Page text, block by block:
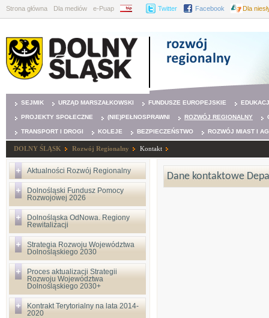
Strona główna Dla mediów e-Puap BIP Twitter Facebook Dla
SEJMIK URZĄD MARSZAŁKOWSKI FUNDUSZE EUROPEJSKIE
PROJEKTY SPOŁECZNE (NIE)PEŁNOSPRAWNI ROZWÓJ REGIONALNY
TRANSPORT I DROGI KOLEJE BEZPIECZEŃSTWO ROZWÓJ MIAST I
DOLNY ŚLĄSK Rozwój Regionalny Kontakt
Aktualności Rozwój Regionalny
Dolnośląski Fundusz Pomocy
Rozwojowej 2026
Dolnośląska OdNowa. Regiony
Rewitalizacji
Strategia Rozwoju Województwa
Dolnośląskiego 2030
Proces aktualizacji Strategii
Rozwoju Województwa
Dolnośląskiego 2030+
Kontrakt Terytorialny na lata 2014-
2020
Dane kontaktowe